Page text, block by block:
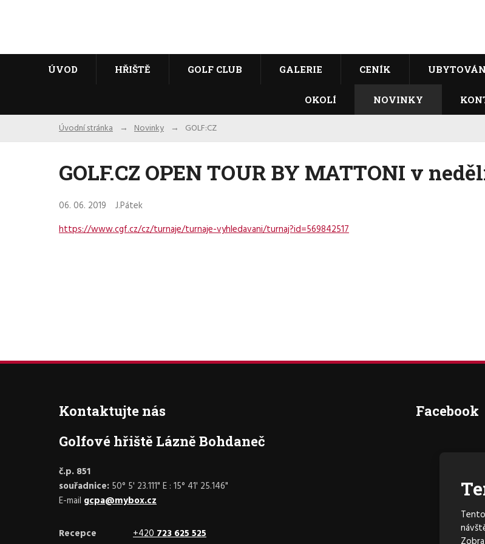
ÚVOD HŘIŠTĚ GOLF CLUB GALERIE CENÍK
OKOLÍ NOVINKY
Úvodní stránka Novinky GOLF:CZ
GOLF.CZ OPEN TOUR BY MATTONI v
06. 06. 2019
J.Pátek
https://www.cgf.cz/cz/turnaje/turnaje-vyhledavani/turnaj?id=569842517
Kontaktujte nás
Golfové hřiště Lázně Bohdaneč
č.p. 851
souřadnice: 50° 5' 23.111" E : 15° 41' 25.146"
E-mail gcpa@mybox.cz
Recepce +420723 625 525
Facebook